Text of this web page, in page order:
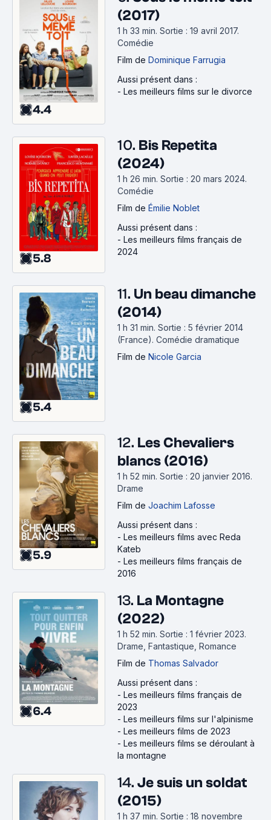
4.4
(2017)
1 h 33 min. Sortie : 19 avril 2017.
Comédie
Film de Dominique Farrugia
Aussi présent dans :
- Les meilleurs films sur le divorce
5.8
10. Bis Repetita
(2024)
1 h 26 min. Sortie : 20 mars 2024.
Comédie
Film de Émilie Noblet
Aussi présent dans :
- Les meilleurs films français de
2024
5.4
11. Un beau dimanche
(2014)
1 h 31 min. Sortie : 5 février 2014
(France). Comédie dramatique
Film de Nicole Garcia
5.9
12. Les Chevaliers
blancs (2016)
1 h 52 min. Sortie : 20 janvier 2016.
Drame
Film de Joachim Lafosse
Aussi présent dans :
- Les meilleurs films avec Reda
Kateb
- Les meilleurs films français de
2016
6.4
13. La Montagne
(2022)
1 h 52 min. Sortie : 1 février 2023.
Drame, Fantastique, Romance
Film de Thomas Salvador
Aussi présent dans :
- Les meilleurs films français de
2023
- Les meilleurs films sur l'alpinisme
- Les meilleurs films de 2023
- Les meilleurs films se déroulant à
la montagne
14. Je suis un soldat
(2015)
1 h 37 min. Sortie : 18 novembre